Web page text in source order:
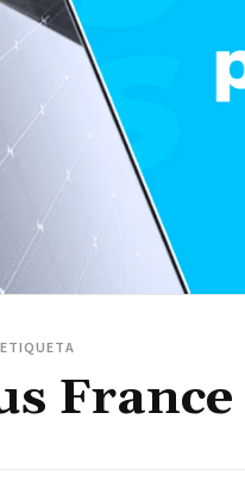
ETIQUETA
France